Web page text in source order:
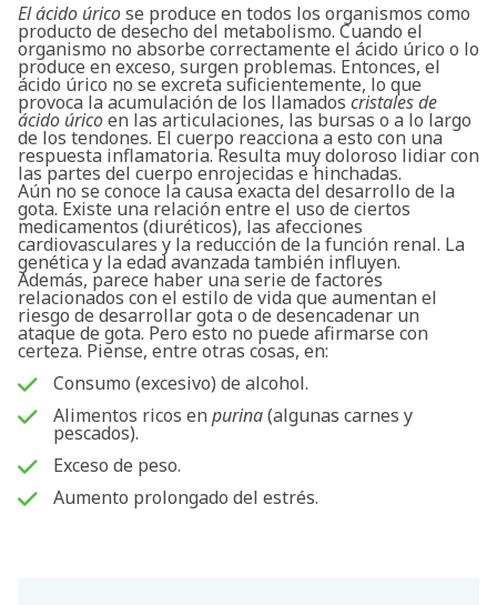
El ácido úricose produce en todos los organismos como
producto de desecho del metabolismo. Cuando el
organismo no absorbe correctamente el ácido úrico o lo
produce en exceso, surgen problemas. Entonces, el
ácido úrico no se excreta suficientemente, lo que
provoca la acumulación de los llamados cristales de
ácido úricoen las articulaciones, las bursas o a lo largo
de los tendones. El cuerpo reacciona a esto con una
respuesta inflamatoria. Resulta muy doloroso lidiar con
las partes del cuerpo enrojecidas e hinchadas.
Aún no se conoce la causa exacta del desarrollo de la
gota. Existe una relación entre el uso de ciertos
medicamentos (diuréticos), las afecciones
cardiovasculares y la reducción de la función renal. La
genética y la edad avanzada también influyen.
Además, parece haber una serie de factores
relacionados con el estilo de vida que aumentan el
riesgo de desarrollar gota o de desencadenar un
ataque de gota. Pero esto no puede afirmarse con
certeza. Piense, entre otras cosas, en:
Consumo (excesivo) de alcohol.
Alimentos ricos enpurina(algunas carnes y
pescados).
Exceso de peso.
Aumento prolongado del estrés.